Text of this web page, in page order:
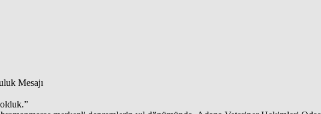
Mesajı
olduk.”